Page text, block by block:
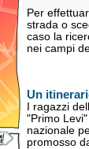
Per
strada o
caso la
nei campi
Un
I ragazzi
"Primo
nazionale
promosso